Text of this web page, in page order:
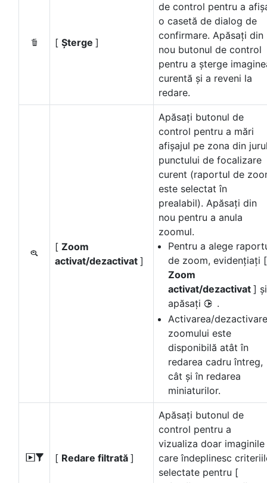
O [ Șterge ]
de control pentru a
o casetă de dialog de
confirmare. Apăsați din
nou butonul de control
pentru a șterge
curentă și a reveni la
redare.
p
[ Zoom
activat/dezactivat ]
Apăsați butonul de
control pentru a mări
afișajul pe zona din
punctului de focalizare
curent (raportul de
este selectat în
prealabil). Apăsați din
nou pentru a anula
zoomul.
Pentru a alege
de zoom, evidențiați [
Zoom
activat/dezactivat ] și
apăsați 2 .
Activarea/
zoomului este
disponibilă atât în
redarea cadru întreg,
cât și în redarea
miniaturilor.
l [ Redare filtrată ]
Apăsați butonul de
control pentru a
vizualiza doar imaginile
care îndeplinesc
selectate pentru [